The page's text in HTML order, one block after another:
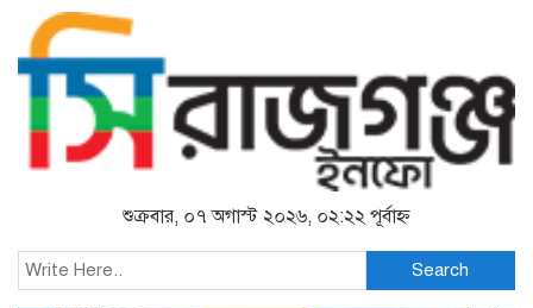
শুক্রবার, ০৭ অগাস্ট ২০২৬, ০২:২২ পূর্বাহ্ন
Search